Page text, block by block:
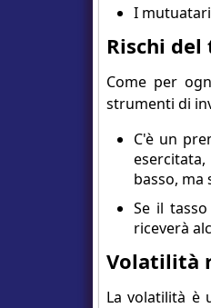
I
Rischi
Come per
strumenti di
C'è un
basso, ma
Se il
riceverà
Volatilità
La volatilità è